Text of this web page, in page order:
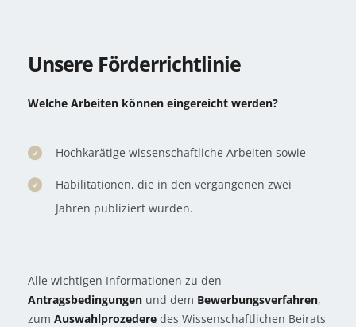
Unsere Förderrichtlinie
Welche Arbeiten können eingereicht werden?
Hochkarätige wissenschaftliche Arbeiten sowie
Habilitationen, die in den vergangenen zwei
Jahren publiziert wurden.
Alle wichtigen Informationen zu den
Antragsbedingungen und dem Bewerbungsverfahren,
zum Auswahlprozedere des Wissenschaftlichen Beirats